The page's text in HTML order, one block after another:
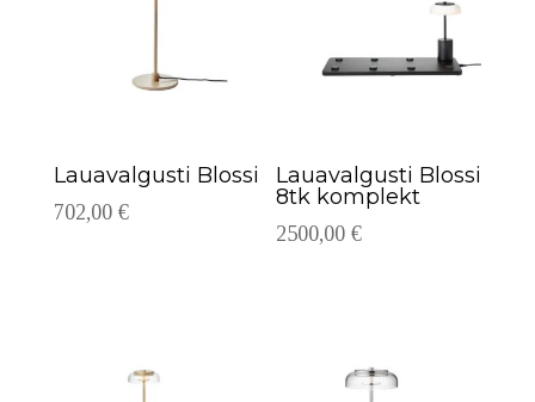
Lauavalgusti Blossi
702,00 €
Lauavalgusti Blossi
8tk komplekt
2500,00€